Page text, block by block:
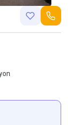
Lyon